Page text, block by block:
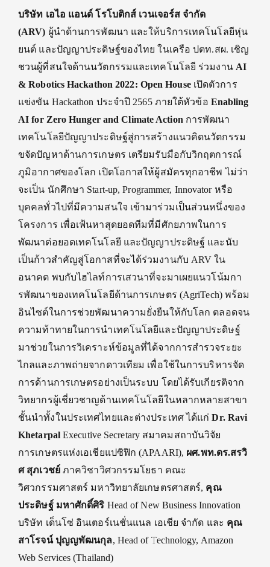
บริษัท เอไอ แอนด์ โรโบติกส์ เวนเจอร์ส จำกัด
(ARV) ผู้นำด้านการพัฒนา และให้บริการเทคโนโลยีหุ่น
ยนต์ และปัญญาประดิษฐ์ของไทย ในเครือ ปตท.สผ. เชิญ
ชวนผู้ที่สนใจด้านนวัตกรรมและเทคโนโลยี ร่วมงาน AI
& Robotics Hackathon 2022: Open Houseเปิดตัวการ
แข่งขัน Hackathon ประจำปี 2565 ภายใต้หัวข้อ Enabling
AI for Zero Hunger and Climate Action การพัฒนา
เทคโนโลยีปัญญาประดิษฐ์สู่การสร้างแนวคิดนวัตกรรม
ขจัดปัญหาด้านการเกษตร เตรียมรับมือกับวิกฤตการณ์
ภูมิอากาศของโลก เปิดโอกาสให้ผู้สมัครทุกอาชีพ ไม่ว่า
จะเป็น นักศึกษา Start-up, Programmer, Innovator หรือ
บุคคลทั่วไปที่มีความสนใจ เข้ามาร่วมเป็นส่วนหนึ่งของ
โครงการ เพื่อเฟ้นหาสุดยอดทีมที่มีศักยภาพในการ
พัฒนาต่อยอดเทคโนโลยี และปัญญาประดิษฐ์ และนับ
เป็นก้าวสำคัญสู่โอกาสที่จะได้ร่วมงานกับ ARV ใน
อนาคต พบกับไฮไลท์การเสวนาที่จะมาเผยแนวโน้มกา
รพัฒนาของเทคโนโลยีด้านการเกษตร (AgriTech) พร้อม
อินไซต์ในการช่วยพัฒนาความยั่งยืนให้กับโลก ตลอดจน
ความท้าทายในการนำเทคโนโลยีและปัญญาประดิษฐ์
มาช่วยในการวิเคราะห์ข้อมูลที่ได้จากการสำรวจระยะ
ไกลและภาพถ่ายจากดาวเทียม เพื่อใช้ในการบริหารจัด
การด้านการเกษตรอย่างเป็นระบบ โดยได้รับเกียรติจาก
วิทยากรผู้เชี่ยวชาญด้านเทคโนโลยีในหลากหลายสาขา
ชั้นนำทั้งในประเทศไทยและต่างประเทศ ได้แก่Dr. Ravi
KhetarpalExecutive Secretary สมาคมสถาบันวิจัย
การเกษตรแห่งเอเชียแปซิฟิก (APAARI), ผศ.พท.ดร.สรวิ
ศ สุภเวชย์ภาควิชาวิศวกรรมโยธา คณะ
วิศวกรรมศาสตร์ มหาวิทยาลัยเกษตรศาสตร์, คุณ
ประดิษฐ์ มหาศักดิ์ศิริ Head of New Business Innovation
บริษัท เด็นโซ่ อินเตอร์เนชั่นแนล เอเชีย จำกัด และ คุณ
สาโรจน์ ปุญญพัฒนกุล, Head of Technology, Amazon
Web Services (Thailand)